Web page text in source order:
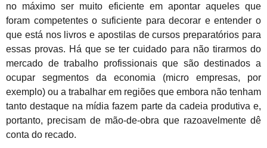
no máximo ser muito eficiente em apontar aqueles que
foram competentes o suficiente para decorar e entender o
que está nos livros e apostilas de cursos preparatórios para
essas provas. Há que se ter cuidado para não tirarmos do
mercado de trabalho profissionais que são destinados a
ocupar segmentos da economia (micro empresas, por
exemplo) ou a trabalhar em regiões que embora não tenham
tanto destaque na mídia fazem parte da cadeia produtiva e,
portanto, precisam de mão-de-obra que razoavelmente dê
conta do recado.